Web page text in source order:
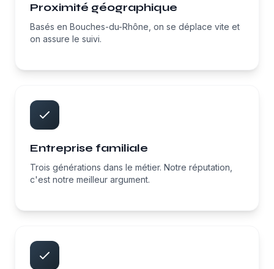
Proximité géographique
Basés en Bouches-du-Rhône, on se déplace vite et
on assure le suivi.
Entreprise familiale
Trois générations dans le métier. Notre réputation,
c'est notre meilleur argument.